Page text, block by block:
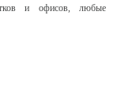
и офисов, любые